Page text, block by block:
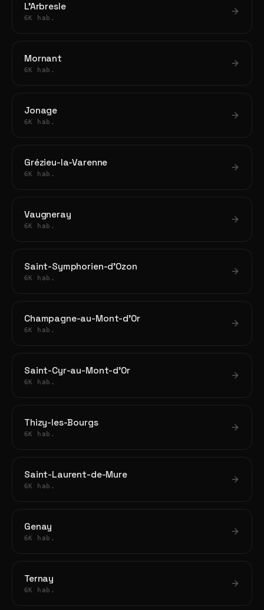
L'Arbresle
6K hab.
Mornant
6K hab.
Jonage
6K hab.
Grézieu-la-Varenne
6K hab.
Vaugneray
6K hab.
Saint-Symphorien-d'Ozon
6K hab.
Champagne-au-Mont-d'Or
6K hab.
Saint-Cyr-au-Mont-d'Or
6K hab.
Thizy-les-Bourgs
6K hab.
Saint-Laurent-de-Mure
6K hab.
Genay
6K hab.
Ternay
6K hab.